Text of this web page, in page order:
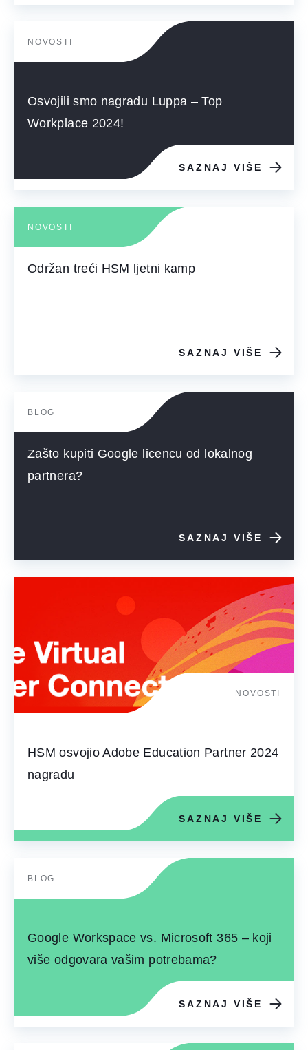
NOVOSTI
Osvojili smo nagradu Luppa – Top
Workplace 2024!
SAZNAJ VIŠE
NOVOSTI
Održan treći HSM ljetni kamp
SAZNAJ VIŠE
BLOG
Zašto kupiti Google licencu od lokalnog
partnera?
SAZNAJ VIŠE
NOVOSTI
HSM osvojio Adobe Education Partner 2024
nagradu
SAZNAJ VIŠE
BLOG
Google Workspace vs. Microsoft 365 – koji
više odgovara vašim potrebama?
SAZNAJ VIŠE